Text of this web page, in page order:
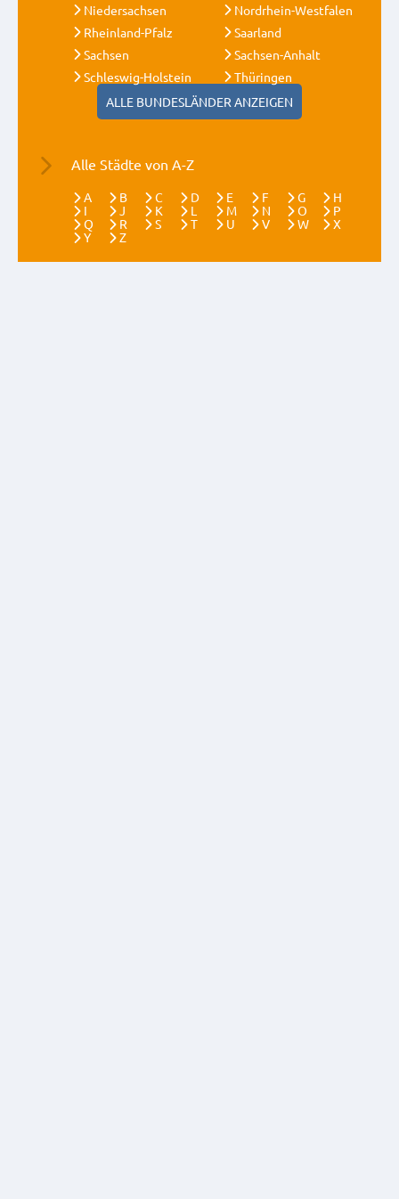
Niedersachsen
Nordrhein-Westfalen
Rheinland-Pfalz
Saarland
Sachsen
Sachsen-Anhalt
Schleswig-Holstein
Thüringen
ALLE BUNDESLÄNDER ANZEIGEN
Alle Städte von A-Z
A B C D E F G
H
I
J K L M N O
P
Q
R S T U V W
X
Y
Z